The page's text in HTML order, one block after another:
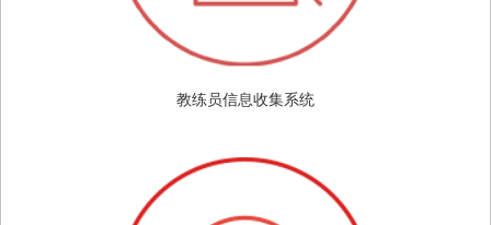
教练员信息收集系统